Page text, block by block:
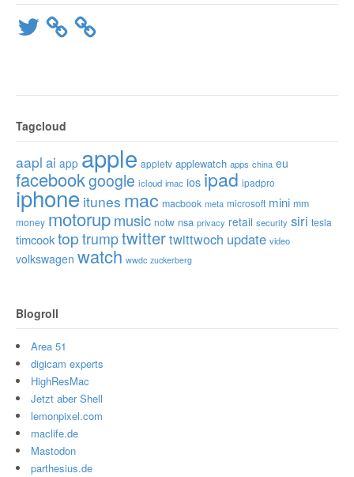
Twitter
Tagcloud
aapl ai app apple appletv applewatch apps china eu
facebookgoogle icloud imac ios ipad ipadpro
iphone itunes mac macbook meta microsoft mini mm
money motorupmusic notw nsa privacy retail security siri tesla
timcooktop trumptwittertwittwoch update video
volkswagen watch wwdc zuckerberg
Blogroll
Area 51
digicam experts
HighResMac
Jetzt aber Shell
lemonpixel.com
maclife.de
Mastodon
parthesius.de